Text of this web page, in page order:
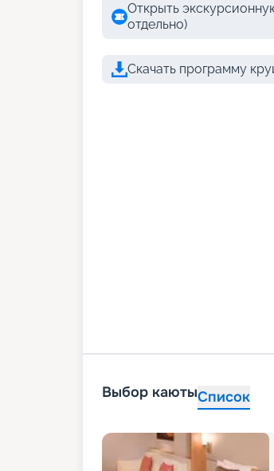
Открыть
отдельно)
Скачать программу
Выбор каютыСписок